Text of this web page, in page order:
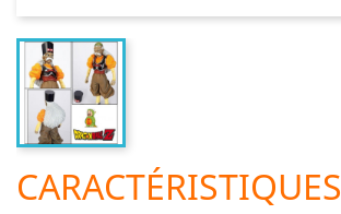
CARACTÉRISTIQUES